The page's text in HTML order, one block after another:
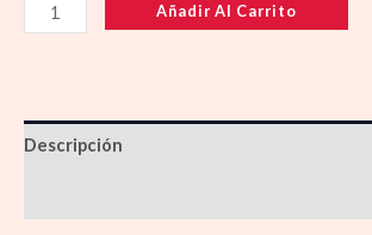
Añadir Al Carrito
Descripción